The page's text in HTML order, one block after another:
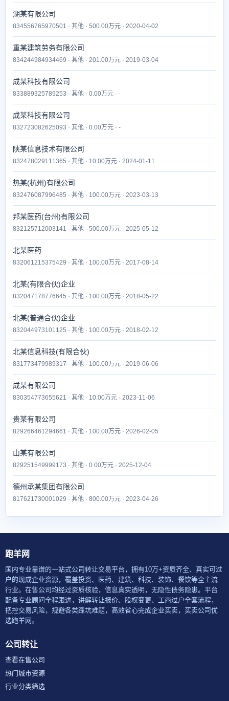
湖某有限公司
834556765970501 · 其他 · 500.00万元 · 2020-04-02
重某建筑劳务有限公司
834244984934469 · 其他 · 201.00万元 · 2019-03-04
成某科技有限公司
833889325789253 · 其他 · 0.00万元 · -
成某科技有限公司
832723082625093 · 其他 · 0.00万元 · -
陕某信息技术有限公司
832478029111365 · 其他 · 10.00万元 · 2024-01-11
热某(杭州)有限公司
832476087996485 · 其他 · 100.00万元 · 2023-03-13
邦某医药(台州)有限公司
832125712003141 · 其他 · 500.00万元 · 2025-05-12
北某医药
832061215375429 · 其他 · 100.00万元 · 2017-08-14
北某(有限合伙)企业
832047178776645 · 其他 · 100.00万元 · 2018-05-22
北某(普通合伙)企业
832044973101125 · 其他 · 100.00万元 · 2018-02-12
北某信息科技(有限合伙)
831773479989317 · 其他 · 100.00万元 · 2019-06-06
成某有限公司
830354773655621 · 其他 · 10.00万元 · 2023-11-06
贵某有限公司
829266461294661 · 其他 · 100.00万元 · 2026-02-05
山某有限公司
829251549999173 · 其他 · 0.00万元 · 2025-12-04
德州承某集团有限公司
817621730001029 · 其他 · 800.00万元 · 2023-04-26
跑羊网
国内专业靠谱的一站式公司转让交易平台，拥有10万+资质齐全、真实可过
户的现成企业资源，覆盖投资、医药、建筑、科技、装饰、餐饮等全主流
行业。在售公司均经过资质核验，信息真实透明，无隐性债务隐患。平台
配备专业顾问全程跟进，讲解转让报价、股权变更、工商过户全套流程，
把控交易风险，规避各类踩坑难题，高效省心完成企业买卖，买卖公司优
选跑羊网。
公司转让
查看在售公司
热门城市资源
行业分类筛选